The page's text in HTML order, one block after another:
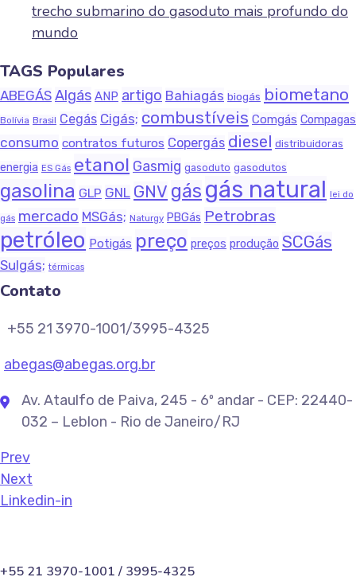
trecho submarino do gasoduto mais profundo do
mundo
TAGS Populares
ABEGÁS Algás ANP artigo Bahiagás biogás biometano
Bolívia Brasil Cegás Cigás; combustíveis Comgás Compagas
consumo contratos futuros Copergás diesel distribuidoras
energia ES Gás etanol Gasmig gasoduto gasodutos
gasolina GLP GNL GNV gás gás natural lei do
gás mercado MSGás; Naturgy PBGás Petrobras
petróleo Potigás preço preços produção SCGás
Sulgás; térmicas
Contato
+55 21 3970-1001/3995-4325
abegas@abegas.org.br
Av. Ataulfo de Paiva, 245 - 6º andar - CEP: 22440-
032 – Leblon - Rio de Janeiro/RJ
Prev
Next
Linkedin-in
+55 21 3970-1001 / 3995-4325